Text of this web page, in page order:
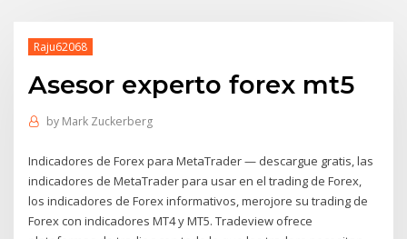
Raju62068
Asesor experto forex mt5
by Mark Zuckerberg
Indicadores de Forex para MetaTrader — descargue gratis, las
indicadores de MetaTrader para usar en el trading de Forex,
los indicadores de Forex informativos, merojore su trading de
Forex con indicadores MT4 y MT5. Tradeview ofrece